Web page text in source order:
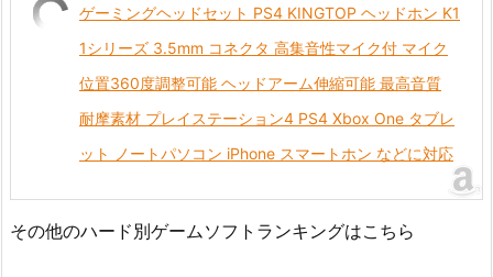
ゲーミングヘッドセット PS4 KINGTOP ヘッドホン K1
1シリーズ 3.5mm コネクタ 高集音性マイク付 マイク
位置360度調整可能 ヘッドアーム伸縮可能 最高音質
耐摩素材 プレイステーション4 PS4 Xbox One タブレ
ット ノートパソコン iPhone スマートホン などに対応
その他のハード別ゲームソフトランキングはこちら